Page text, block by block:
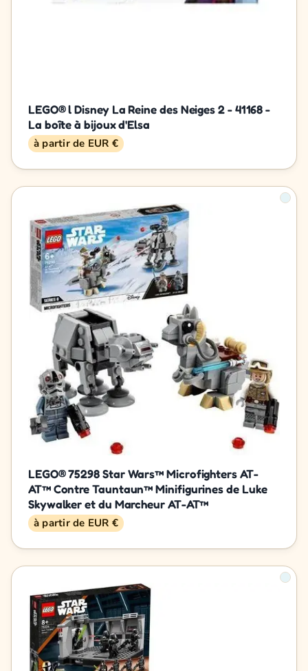
LEGO® l Disney La Reine des Neiges 2 - 41168 -
La boîte à bijoux d'Elsa
à partir de EUR €
LEGO® 75298 Star Wars™ Microfighters AT-
AT™ Contre Tauntaun™ Minifigurines de Luke
Skywalker et du Marcheur AT-AT™
à partir de EUR €